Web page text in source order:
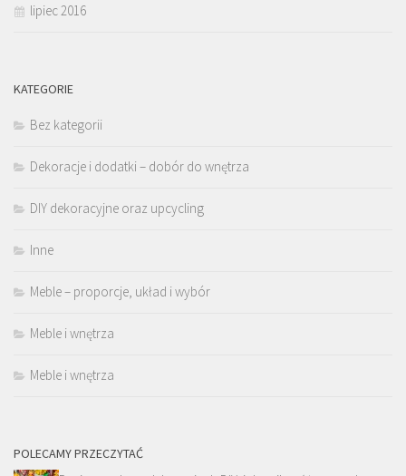
lipiec 2016
KATEGORIE
Bez kategorii
Dekoracje i dodatki – dobór do wnętrza
DIY dekoracyjne oraz upcycling
Inne
Meble – proporcje, układ i wybór
Meble i wnętrza
Meble i wnętrza
POLECAMY PRZECZYTAĆ